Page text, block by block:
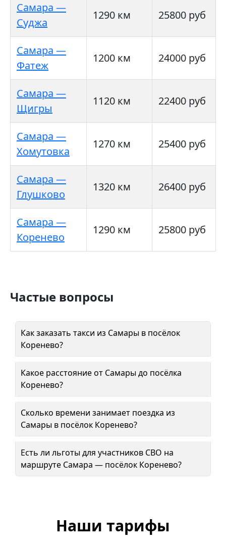
Самара —
Суджа
1290 км 25800 руб
Самара —
Фатеж
1200 км 24000 руб
Самара —
Щигры
1120 км 22400 руб
Самара —
Хомутовка
1270 км 25400 руб
Самара —
Глушково
1320 км 26400 руб
Самара —
Коренево
1290 км 25800 руб
Частые вопросы
Как заказать такси из Самары в посёлок
Коренево?
Какое расстояние от Самары до посёлка
Коренево?
Сколько времени занимает поездка из
Самары в посёлок Коренево?
Есть ли льготы для участников СВО на
маршруте Самара — посёлок Коренево?
Наши тарифы